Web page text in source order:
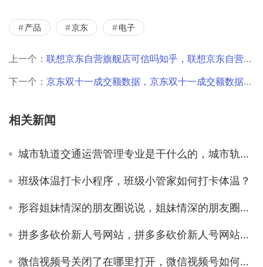
产品 京东 电子
上一个： 联想京东自营旗舰店可信吗知乎，联想京东自营旗舰店可信吗安全吗？
下一个： 京东双十一成交额数据，京东双十一成交额数据分析？
相关新闻
城市轨道交通运营管理专业是干什么的，城市轨道交通运营管理专业是干什么的工作？
班级体温打卡小程序，班级小管家如何打卡体温？
形容姐妹情深的朋友圈说说，姐妹情深的朋友圈语句？
拼多多砍价新人号网站，拼多多砍价新人号网站是什么？
微信视频号关闭了在哪里打开，微信视频号如何打开？